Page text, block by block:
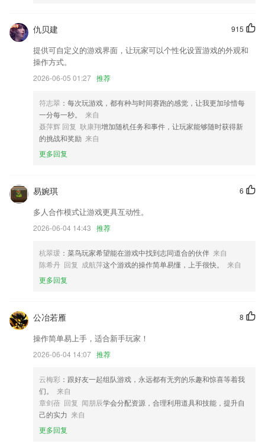
优化轨迹回放逻辑
0现处于规划阶段，最晚会在年底开始公测
优化书架书城界面交互。
修复了点击翻译iCon频繁移动错误
以上就是ag久游会登录j9入口的介绍，如果您喜欢这款软件，您可以到应
用商店进行打分评论，说出您的使用经历，以帮助我们更好的对产品进行
优化修改。
四修复了一键固定的错误问题。
应用商店进行打分评论，说出您的使用经历，以帮助我们更好的对产品进
行优化修改。
915
仇贝建
提供可自定义的游戏界面，让玩家可以个性化设置游戏的外观和
操作方式。
2026-06-05 01:27 推荐
符志翠 ：每次玩游戏，都有种与时间赛跑的感觉，让我更加珍惜每
一分每一秒。
来自
聂萍辉 回复 耿康翔增加随机任务和事件，让玩家能够随时获得新
的挑战和奖励 来自
更多回复
6
易婉琪
多人合作模式让游戏更具互动性。
2026-06-04 14:43 推荐
杭翠瑗 ：菜鸟玩家希望能在游戏中找到志同道合的伙伴 来自
陈希丹 回复 成航萍这个游戏的操作简单易懂，上手很快。
来自
更多回复
8
公冶若雁
操作简单易上手，适合新手玩家！
2026-06-04 14:07 推荐
云梅彩 ：跟好友一起组队游戏，永远都有无穷的乐趣和惊喜等着我
们。
来自
章剑蓓 回复 闻朋辰学会分配资源，合理利用道具和技能，提升自
己的实力 来自
更多回复